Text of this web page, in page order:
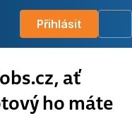
Přihlásit
ať
ho máte